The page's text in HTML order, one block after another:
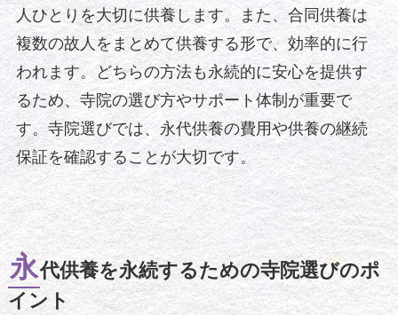
人ひとりを大切に供養します。また、合同供養は
複数の故人をまとめて供養する形で、効率的に行
われます。どちらの方法も永続的に安心を提供す
るため、寺院の選び方やサポート体制が重要で
す。寺院選びでは、永代供養の費用や供養の継続
保証を確認することが大切です。
永代供養を永続するための寺院選びのポ
イント